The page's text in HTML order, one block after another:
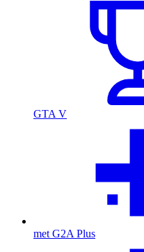
GTA V
met G2A Plus